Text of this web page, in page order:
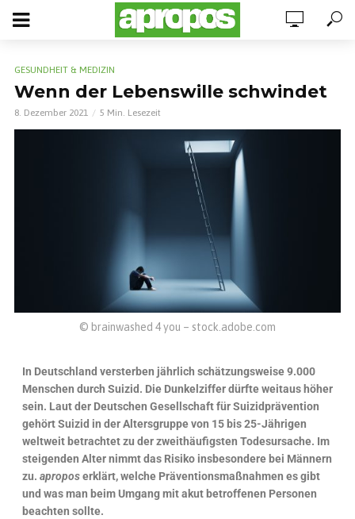
GESUNDHEIT & MEDIZIN
Wenn der Lebenswille schwindet
8. Dezember 2021 5 Min. Lesezeit
© brainwashed 4 you – stock.adobe.com
In Deutschland versterben jährlich schätzungsweise 9.000
Menschen durch Suizid. Die Dunkelziffer dürfte weitaus höher
sein. Laut der Deutschen Gesellschaft für Suizidprävention
gehört Suizid in der Altersgruppe von 15 bis 25-Jährigen
weltweit betrachtet zu der zweithäufigsten Todesursache. Im
steigenden Alter nimmt das Risiko insbesondere bei Männern
zu. aproposerklärt, welche Präventionsmaßnahmen es gibt
und was man beim Umgang mit akut betroffenen Personen
beachten sollte.